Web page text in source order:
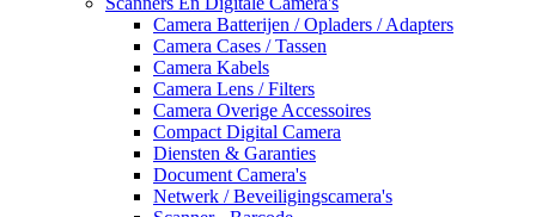
Camera Batterijen / Opladers / Adapters
Camera Cases / Tassen
Camera Kabels
Camera Lens / Filters
Camera Overige Accessoires
Compact Digital Camera
Diensten & Garanties
Document Camera's
Netwerk / Beveiligingscamera's